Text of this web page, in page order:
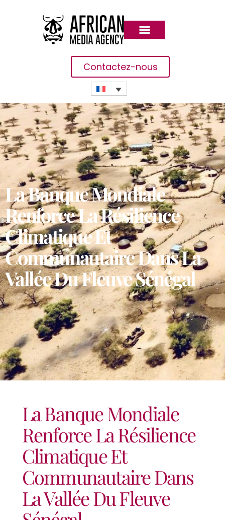
Contactez-nous
La Banque Mondiale
Renforce La Résilience
Climatique Et
Communautaire Dans La
Vallée Du Fleuve Sénégal
La Banque Mondiale
Renforce La Résilience
Climatique Et
Communautaire Dans
La Vallée Du Fleuve